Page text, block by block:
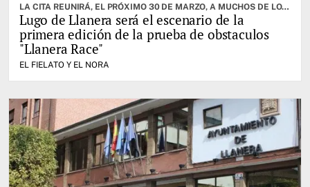
LA CITA REUNIRÁ, EL PRÓXIMO 30 DE MARZO, A MUCHOS DE LOS MEJORES ATLETAS DE LA ESPECIALIDAD
Lugo de Llanera será el escenario de la
primera edición de la prueba de obstaculos
"Llanera Race"
EL FIELATO Y EL NORA